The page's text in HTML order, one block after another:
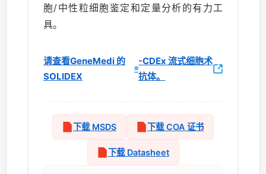
胞/中性粒细胞鉴定和定量分析的有力工
具。
请查看GeneMedi 的
SOLIDEX
®
-CDEx 流式细胞术
抗体。
下载 MSDS 下载 COA 证书
下载 Datasheet